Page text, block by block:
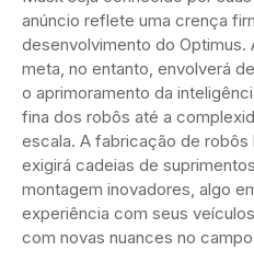
anúncio reflete uma crença
desenvolvimento do Optimus.
meta, no entanto, envolverá
o aprimoramento da
fina dos robôs até a
escala. A fabricação de robôs
exigirá cadeias de
montagem inovadores, algo
experiência com seus
com novas nuances no